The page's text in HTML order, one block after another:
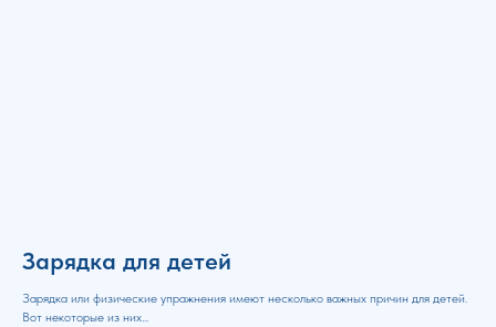
Зарядка для детей
Зарядка или физические упражнения имеют несколько важных причин для детей.
Вот некоторые из них...